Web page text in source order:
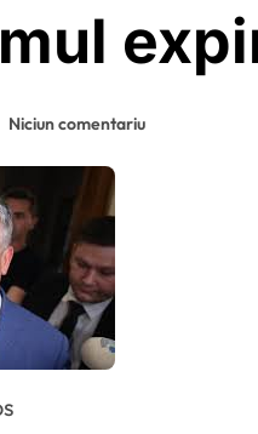
Niciun comentariu